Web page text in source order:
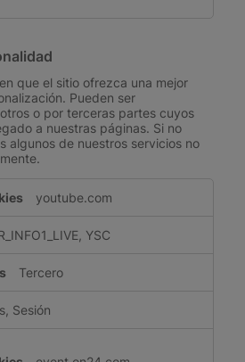
que el sitio ofrezca una mejor
Pueden ser
o por terceras partes cuyos
a nuestras páginas. Si no
algunos de nuestros servicios no
youtube.com
YSC
Tercero
Sesión